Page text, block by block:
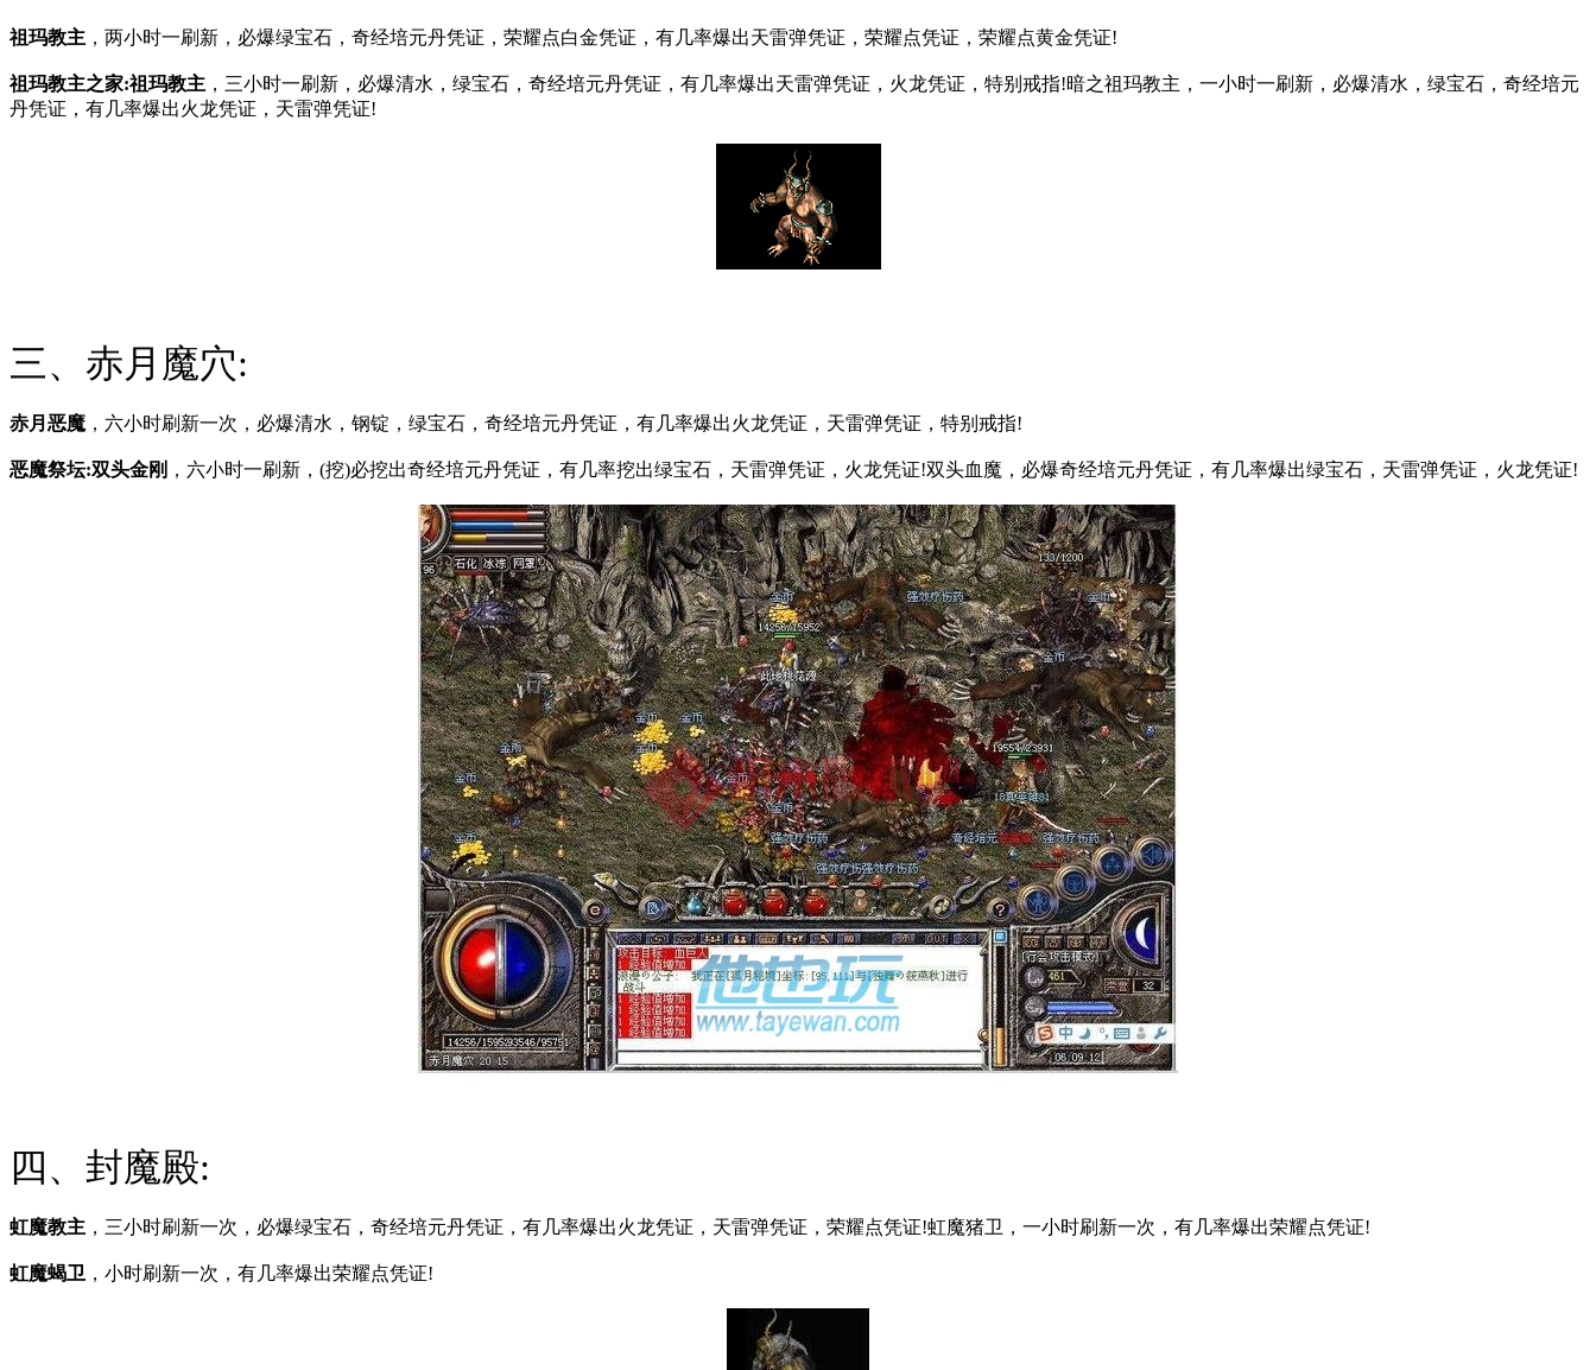
祖玛教主 ，两小时一刷新，必爆绿宝石，奇经培元丹凭证，荣耀点白金凭证，有几率爆出天雷弹凭证，荣耀点凭证，荣耀点黄金凭证!
祖玛教主之家:祖玛教主 ，三小时一刷新，必爆清水，绿宝石，奇经培元丹凭证，有几率爆出天雷弹凭证，火龙凭证，特别戒指!暗之祖玛教主，一小时一刷新，必爆清水，绿宝石，奇经培元
丹凭证，有几率爆出火龙凭证，天雷弹凭证!
三、赤月魔穴:
赤月恶魔 ，六小时刷新一次，必爆清水，钢锭，绿宝石，奇经培元丹凭证，有几率爆出火龙凭证，天雷弹凭证，特别戒指!
恶魔祭坛:双头金刚 ，六小时一刷新，(挖)必挖出奇经培元丹凭证，有几率挖出绿宝石，天雷弹凭证，火龙凭证!双头血魔，必爆奇经培元丹凭证，有几率爆出绿宝石，天雷弹凭证，火龙凭证!
四、封魔殿:
虹魔教主 ，三小时刷新一次，必爆绿宝石，奇经培元丹凭证，有几率爆出火龙凭证，天雷弹凭证，荣耀点凭证!虹魔猪卫，一小时刷新一次，有几率爆出荣耀点凭证!
虹魔蝎卫 ，小时刷新一次，有几率爆出荣耀点凭证!